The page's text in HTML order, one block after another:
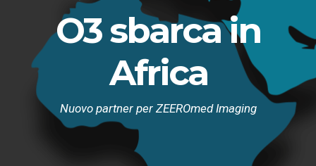
O3 sbarca in
Africa
Nuovo partner per ZEEROmed Imaging